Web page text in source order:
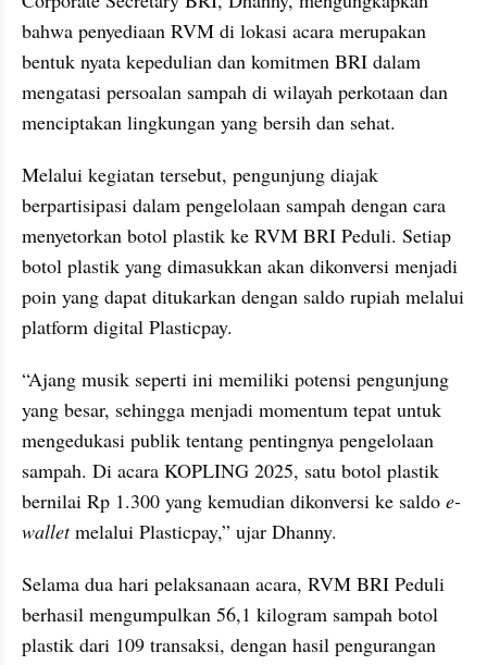
bahwa penyediaan RVM di lokasi acara merupakan
bentuk nyata kepedulian dan komitmen BRI dalam
mengatasi persoalan sampah di wilayah perkotaan dan
menciptakan lingkungan yang bersih dan sehat.
Melalui kegiatan tersebut, pengunjung diajak
berpartisipasi dalam pengelolaan sampah dengan cara
menyetorkan botol plastik ke RVM BRI Peduli. Setiap
botol plastik yang dimasukkan akan dikonversi menjadi
poin yang dapat ditukarkan dengan saldo rupiah melalui
platform digital Plasticpay.
“Ajang musik seperti ini memiliki potensi pengunjung
yang besar, sehingga menjadi momentum tepat untuk
mengedukasi publik tentang pentingnya pengelolaan
sampah. Di acara KOPLING 2025, satu botol plastik
bernilai Rp 1.300 yang kemudian dikonversi ke saldo e-
wallet melalui Plasticpay,” ujar Dhanny.
Selama dua hari pelaksanaan acara, RVM BRI Peduli
berhasil mengumpulkan 56,1 kilogram sampah botol
plastik dari 109 transaksi, dengan hasil pengurangan